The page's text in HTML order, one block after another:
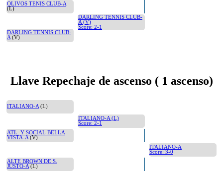
OLIVOS TENIS CLUB-A
(L)
DARLING TENNIS CLUB-
A (V)
DARLING TENNIS CLUB-
A (V)
Score: 2-1
Llave Repechaje de ascenso ( 1 ascenso)
ITALIANO-A (L)
ATL. Y SOCIAL BELLA
VISTA-A (V)
ALTE BROWN DE S.
JUSTO-A (L)
ITALIANO-A (L)
Score: 2-1
ITALIANO-A
Score: 3-0